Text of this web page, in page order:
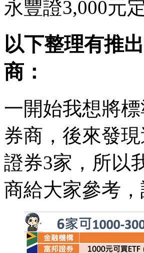
永豐證3,000元
以下整理有推
商：
一開始我想將
券商，後來發
證券3家，所以
商給大家參考